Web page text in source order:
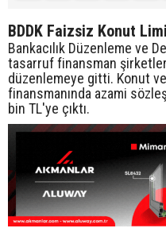
BDDK Faizsiz Konut
Bankacılık Düzenleme ve
tasarruf finansman
düzenlemeye gitti. Konut
finansmanında azami
bin TL'ye çıktı.